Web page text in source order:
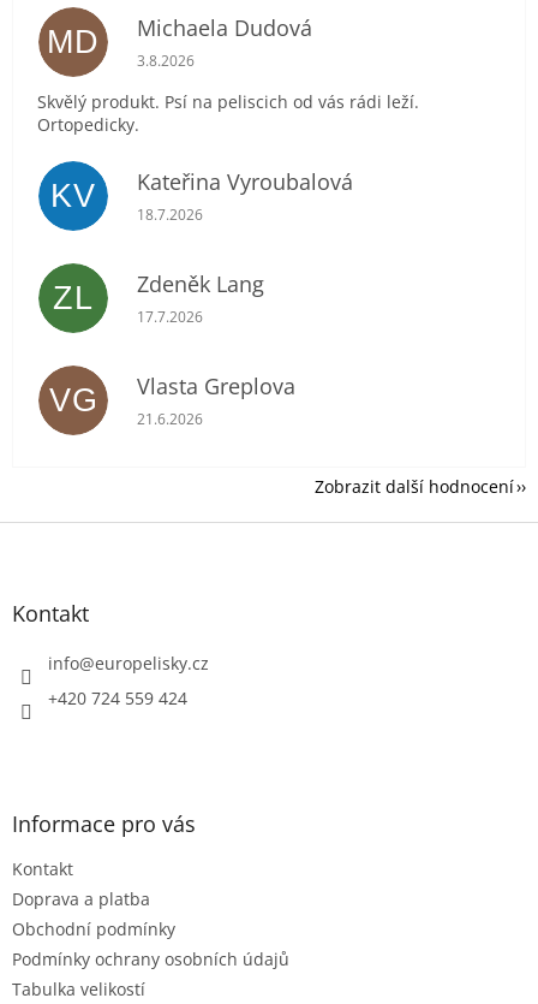
MD Michaela Dudová
Hodnocení obchodu je 5 z 5 hvězdiček.
3.8.2026
Skvělý produkt. Psí na peliscich od vás rádi leží.
Ortopedicky.
KV Kateřina Vyroubalová
Hodnocení obchodu je 5 z 5 hvězdiček.
18.7.2026
ZL Zdeněk Lang
Hodnocení obchodu je 5 z 5 hvězdiček.
17.7.2026
VG Vlasta Greplova
Hodnocení obchodu je 5 z 5 hvězdiček.
21.6.2026
Zobrazit další hodnocení
Z
Kontakt
info@europelisky.cz
+420 724 559 424
Informace pro vás
Kontakt
Doprava a platba
Obchodní podmínky
Podmínky ochrany osobních údajů
Tabulka velikostí